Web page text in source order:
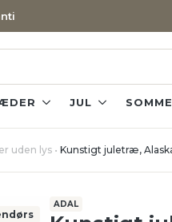
JUL
uden lys • Kunstigt juletræ,
ADAL